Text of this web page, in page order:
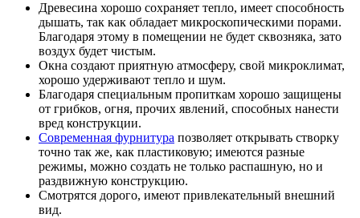
Древесина хорошо сохраняет тепло, имеет способность
дышать, так как обладает микроскопическими порами.
Благодаря этому в помещении не будет сквозняка, зато
воздух будет чистым.
Окна создают приятную атмосферу, свой микроклимат,
хорошо удерживают тепло и шум.
Благодаря специальным пропиткам хорошо защищены
от грибков, огня, прочих явлений, способных нанести
вред конструкции.
Современная фурнитура позволяет открывать створку
точно так же, как пластиковую; имеются разные
режимы, можно создать не только распашную, но и
раздвижную конструкцию.
Смотрятся дорого, имеют привлекательный внешний
вид.